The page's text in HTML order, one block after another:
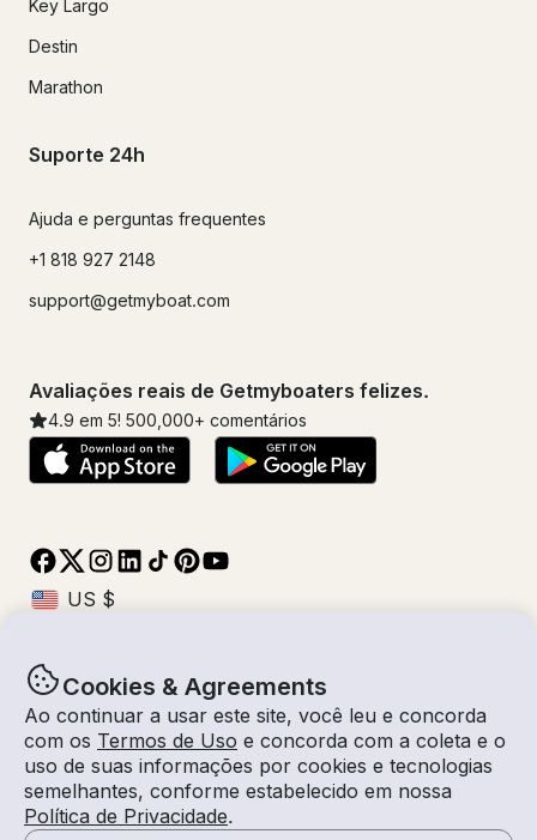
Cookies & Agreements
Ao continuar a usar este site, você leu e concorda
com os Termos de Uso e concorda com a coleta e o
uso de suas informações por cookies e tecnologias
semelhantes, conforme estabelecido em nossa
Política de Privacidade.
Key Largo
Destin
Marathon
Suporte 24h
Ajuda e perguntas frequentes
+1 818 927 2148
support@getmyboat.com
Avaliações reais de Getmyboaters felizes.
4.9 em 5! 500,000+ comentários
© Getmyboat 2026TermosPrivacidade
11 ago 2026
1 hora2 Convidados
$108 /hora